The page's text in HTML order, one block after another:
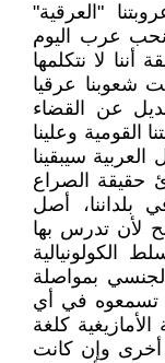
"العرقية"
نحب عرب اليوم
أننا لا نتكلمها
شعوبنا عرقيا
بديل عن القضاء
القومية وعلينا
سيبقينا
حقيقة الصراع
بلداننا، أصل
لأن تدرس بها
الكولونيالية
بمواصلة
تسمعوه في أي
كلغة
أخرى وإن كانت